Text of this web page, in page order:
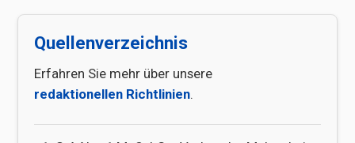
Quellenverzeichnis
Erfahren Sie mehr über unsere
redaktionellen Richtlinien.